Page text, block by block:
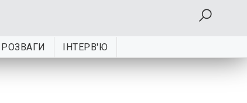
РОЗВАГИ ІНТЕРВ'Ю